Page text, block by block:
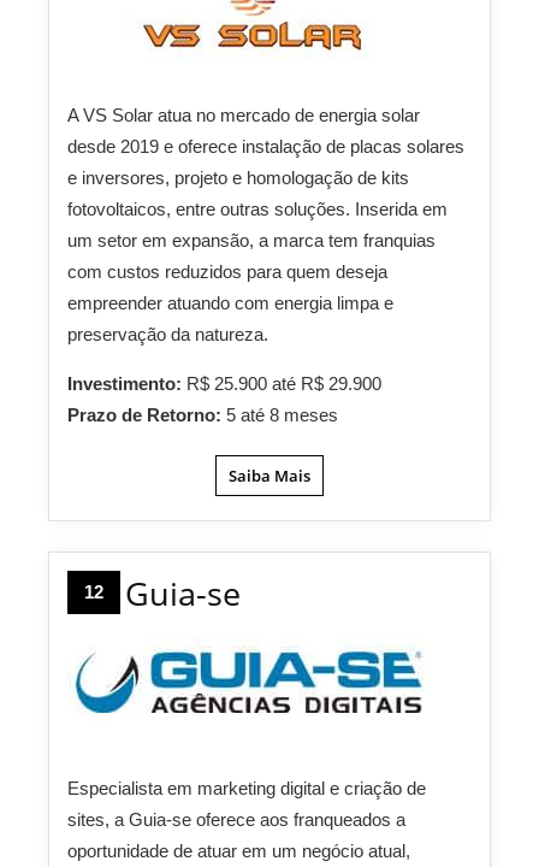
A VS Solar atua no mercado de energia solar
desde 2019 e oferece instalação de placas solares
e inversores, projeto e homologação de kits
fotovoltaicos, entre outras soluções. Inserida em
um setor em expansão, a marca tem franquias
com custos reduzidos para quem deseja
empreender atuando com energia limpa e
preservação da natureza.
Investimento: R$ 25.900 até R$ 29.900
Prazo de Retorno: 5 até 8 meses
Saiba Mais
12 Guia-se
Especialista em marketing digital e criação de
sites, a Guia-se oferece aos franqueados a
oportunidade de atuar em um negócio atual,